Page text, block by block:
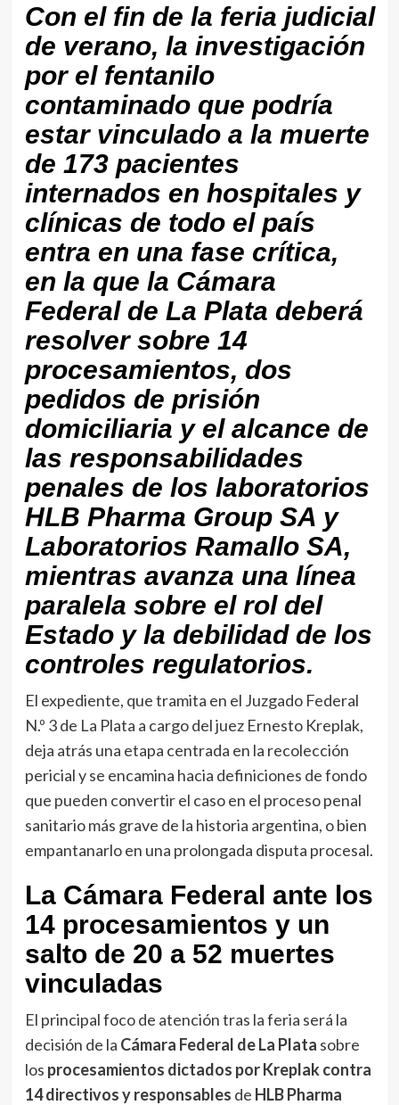
Con el fin de la feria judicial
de verano, la investigación
por el fentanilo
contaminado que podría
estar vinculado a la muerte
de 173 pacientes
internados en hospitales y
clínicas de todo el país
entra en una fase crítica,
en la que la Cámara
Federal de La Plata deberá
resolver sobre 14
procesamientos, dos
pedidos de prisión
domiciliaria y el alcance de
las responsabilidades
penales de los laboratorios
HLB Pharma Group SA y
Laboratorios Ramallo SA,
mientras avanza una línea
paralela sobre el rol del
Estado y la debilidad de los
controles regulatorios.
El expediente, que tramita en el Juzgado Federal
N.º 3 de La Plata a cargo del juez Ernesto Kreplak,
deja atrás una etapa centrada en la recolección
pericial y se encamina hacia definiciones de fondo
que pueden convertir el caso en el proceso penal
sanitario más grave de la historia argentina, o bien
empantanarlo en una prolongada disputa procesal.
La Cámara Federal ante los
14 procesamientos y un
salto de 20 a 52 muertes
vinculadas
El principal foco de atención tras la feria será la
decisión de la Cámara Federal de La Plata sobre
los procesamientos dictados por Kreplak contra
14 directivos y responsables de HLB Pharma